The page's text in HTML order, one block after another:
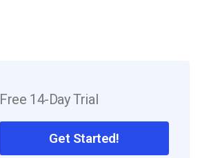
Free 14-Day Trial
Get Started!